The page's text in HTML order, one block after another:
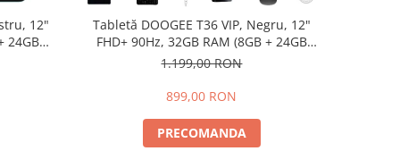
12"
24GB
Tabletă DOOGEE T36 VIP, Negru, 12"
FHD+ 90Hz, 32GB RAM (8GB + 24GB
extensibili), 256GB, Android 15,
1.199,00 RON
899,00 RON
PRECOMANDA